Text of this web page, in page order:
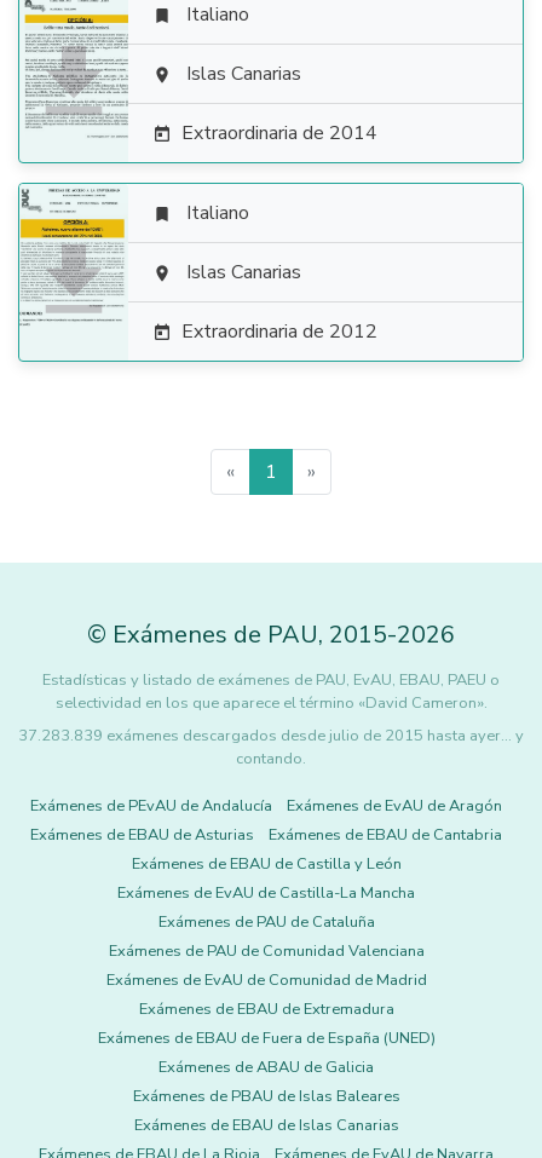

 Italiano
 Islas Canarias
 Extraordinaria de 2014

 Italiano
 Islas Canarias
 Extraordinaria de 2012
« 1 »
© Exámenes de PAU, 2015-2026
Estadísticas y listado de exámenes de PAU, EvAU, EBAU, PAEU o
selectividad en los que aparece el término «David Cameron».
37.283.839 exámenes descargados desde julio de 2015 hasta ayer... y
contando.
Exámenes de PEvAU de Andalucía
Exámenes de EvAU de Aragón
Exámenes de EBAU de Asturias
Exámenes de EBAU de Cantabria
Exámenes de EBAU de Castilla y León
Exámenes de EvAU de Castilla-La Mancha
Exámenes de PAU de Cataluña
Exámenes de PAU de Comunidad Valenciana
Exámenes de EvAU de Comunidad de Madrid
Exámenes de EBAU de Extremadura
Exámenes de EBAU de Fuera de España (UNED)
Exámenes de ABAU de Galicia
Exámenes de PBAU de Islas Baleares
Exámenes de EBAU de Islas Canarias